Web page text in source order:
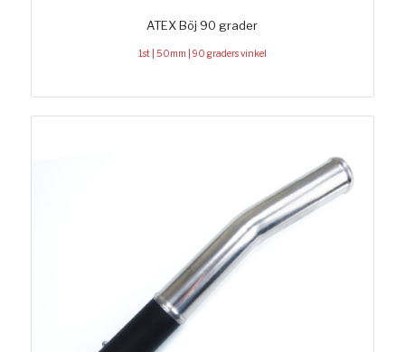
ATEX Böj 90 grader
1st | 50mm | 90 graders vinkel